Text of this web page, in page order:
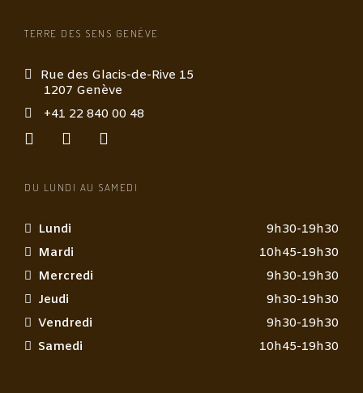
TERRE DES SENS GENÈVE
Rue des Glacis-de-Rive 15
1207 Genève
+41 22 840 00 48
DU LUNDI AU SAMEDI
Lundi
9h30-19h30
Mardi
10h45-19h30
Mercredi
9h30-19h30
Jeudi
9h30-19h30
Vendredi
9h30-19h30
Samedi
10h45-19h30